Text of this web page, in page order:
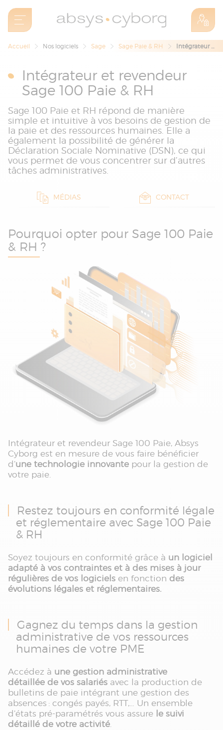
Accueil Nos logiciels Sage Sage Paie & RH Intégrateur et revendeur Sage 100 Paie & RH
Intégrateur et revendeur
Sage 100 Paie & RH
Sage 100 Paie et RH répond de manière
simple et intuitive à vos besoins de gestion de
la paie et des ressources humaines. Elle a
également la possibilité de générer la
Déclaration Sociale Nominative (DSN), ce qui
vous permet de vous concentrer sur d’autres
tâches administratives.
MÉDIAS CONTACT
Pourquoi opter pour Sage 100 Paie
& RH ?
Intégrateur et revendeur Sage 100 Paie, Absys
Cyborg est en mesure de vous faire bénéficier
d’une technologie innovante pour la gestion de
votre paie.
Restez toujours en conformité légale
et réglementaire avec Sage 100 Paie
& RH
Soyez toujours en conformité grâce à un logiciel
adapté à vos contraintes et à des mises à jour
régulières de vos logiciels en fonction des
évolutions légales et réglementaires.
Gagnez du temps dans la gestion
administrative de vos ressources
humaines de votre PME
Accédez à une gestion administrative
détaillée de vos salariés avec la production de
bulletins de paie intégrant une gestion des
absences : congés payés, RTT,… Un ensemble
d’états pré-paramétrés vous assure le suivi
détaillé de votre activité.